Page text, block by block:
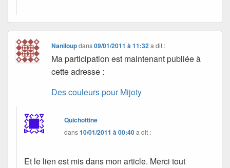
Naniloupdans09/01/2011 à 11:32 a dit :
Ma participation est maintenant publiée à
cette adresse :
Des couleurs pour Mijoty
Quichottine
dans10/01/2011 à 00:40a dit :
Et le lien est mis dans mon article. Merci tout